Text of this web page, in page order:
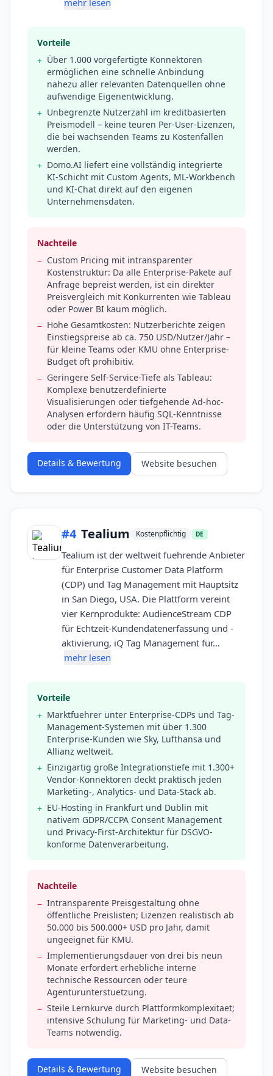
mehr lesen
Vorteile
+ Über 1.000 vorgefertigte Konnektoren
ermöglichen eine schnelle Anbindung
nahezu aller relevanten Datenquellen ohne
aufwendige Eigenentwicklung.
+ Unbegrenzte Nutzerzahl im kreditbasierten
Preismodell – keine teuren Per-User-Lizenzen,
die bei wachsenden Teams zu Kostenfallen
werden.
+ Domo.AI liefert eine vollständig integrierte
KI-Schicht mit Custom Agents, ML-Workbench
und KI-Chat direkt auf den eigenen
Unternehmensdaten.
Nachteile
− Custom Pricing mit intransparenter
Kostenstruktur: Da alle Enterprise-Pakete auf
Anfrage bepreist werden, ist ein direkter
Preisvergleich mit Konkurrenten wie Tableau
oder Power BI kaum möglich.
− Hohe Gesamtkosten: Nutzerberichte zeigen
Einstiegspreise ab ca. 750 USD/Nutzer/Jahr –
für kleine Teams oder KMU ohne Enterprise-
Budget oft prohibitiv.
− Geringere Self-Service-Tiefe als Tableau:
Komplexe benutzerdefinierte
Visualisierungen oder tiefgehende Ad-hoc-
Analysen erfordern häufig SQL-Kenntnisse
oder die Unterstützung von IT-Teams.
Details & Bewertung Website besuchen
#4 Tealium Kostenpflichtig DE
Tealium ist der weltweit fuehrende Anbieter
für Enterprise Customer Data Platform
(CDP) und Tag Management mit Hauptsitz
in San Diego, USA. Die Plattform vereint
vier Kernprodukte: AudienceStream CDP
für Echtzeit-Kundendatenerfassung und -
aktivierung, iQ Tag Management für…
mehr lesen
Vorteile
+ Marktfuehrer unter Enterprise-CDPs und Tag-
Management-Systemen mit über 1.300
Enterprise-Kunden wie Sky, Lufthansa und
Allianz weltweit.
+ Einzigartig große Integrationstiefe mit 1.300+
Vendor-Konnektoren deckt praktisch jeden
Marketing-, Analytics- und Data-Stack ab.
+ EU-Hosting in Frankfurt und Dublin mit
nativem GDPR/CCPA Consent Management
und Privacy-First-Architektur für DSGVO-
konforme Datenverarbeitung.
Nachteile
− Intransparente Preisgestaltung ohne
öffentliche Preislisten; Lizenzen realistisch ab
50.000 bis 500.000+ USD pro Jahr, damit
ungeeignet für KMU.
− Implementierungsdauer von drei bis neun
Monate erfordert erhebliche interne
technische Ressourcen oder teure
Agenturunterstuetzung.
− Steile Lernkurve durch Plattformkomplexitaet;
intensive Schulung für Marketing- und Data-
Teams notwendig.
Details & Bewertung Website besuchen